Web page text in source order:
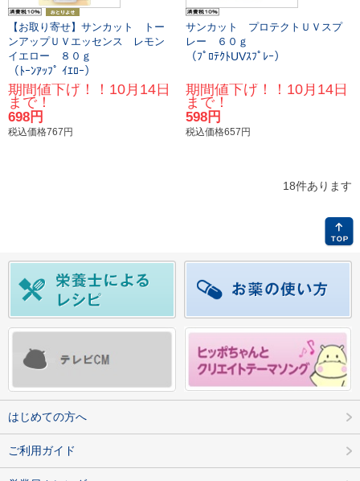
【お取り寄せ】サンカット トー
ンアップＵＶエッセンス レモン
イエロー ８０ｇ
（ﾄｰﾝｱｯﾌﾟ ｲｴﾛｰ）
期間値下げ！！10月14日
まで！
698円
税込価格767円
サンカット プロテクトＵＶスプ
レー ６０ｇ
（ﾌﾟﾛﾃｸﾄUVｽﾌﾟﾚｰ）
期間値下げ！！10月14日
まで！
598円
税込価格657円
18件あります
はじめての方へ
ご利用ガイド